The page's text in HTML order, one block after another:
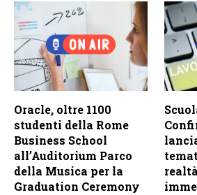
Oracle, oltre 1100
studenti della Rome
Business School
all’Auditorium Parco
della Musica per la
Graduation Ceremony